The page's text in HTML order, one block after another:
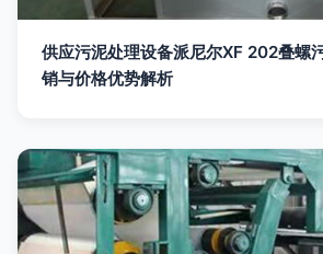
供应污泥处理设备派尼尔XF 202叠螺
销与价格优势解析